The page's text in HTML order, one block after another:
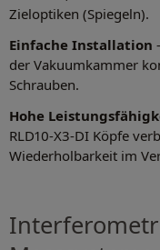
Zieloptiken (Spiegeln).
Einfache Installation
der Vakuumkammer
Schrauben.
Hohe
RLD10-X3-DI Köpfe
Wiederholbarkeit im